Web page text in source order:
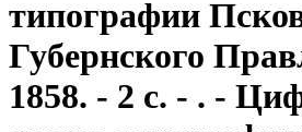
типографии
Губернского
1858. - 2 с. - . -